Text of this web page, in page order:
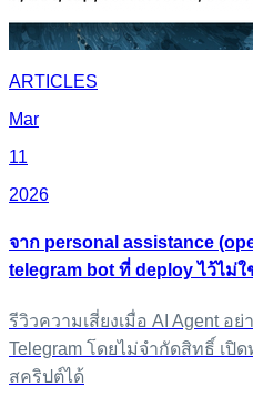
ARTICLES
Mar
11
2026
จาก personal assistance
telegram bot ที่ deploy ไว้ไม่
รีวิวความเสี่ยงเมื่อ AI Agent อ
Telegram โดยไม่จำกัดสิทธิ์ เปิ
สคริปต์ได้